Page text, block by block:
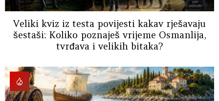
Veliki kviz iz testa povijesti kakav rješavaju
šestaši: Koliko poznaješ vrijeme Osmanlija,
tvrđava i velikih bitaka?